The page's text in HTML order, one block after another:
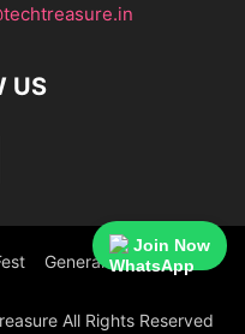
US
General
All Rights Reserved
Join Now